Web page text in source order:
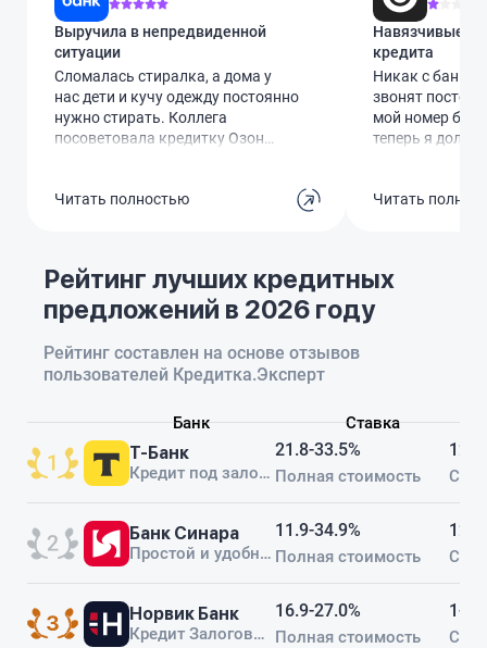
Выручила в непредвиденной
ситуации
Сломалась стиралка, а дома у
нас дети и кучу одежду постоянно
нужно стирать. Коллега
посоветовала кредитку Озон
60 тысяч. Виртуальной картой
эти деньги за те самые 78 дней
без процентов. Сейчас как раз
эту сумму и гашу, чтобы не
переплачивать ни копейки.
Читать полностью
Навязчивые
кредита
Никак с
звонят
мой номер без
теперь я
бесполезно. С
Сделайте что-
пожалуйста!
Читать
Рейтинг лучших кредитных
предложений в 2026 году
Рейтинг составлен на основе отзывов
пользователей Кредитка.Эксперт
Банк Ставка
Т-Банк
Кредит под залог недвижимости
21.8-33.5%
Полная стоимость
12-
Срок
Банк Синара
Простой и удобный кредит
11.9-34.9%
Полная стоимость
12-
Срок
Норвик Банк
Кредит Залоговый+
16.9-27.0%
Полная стоимость
1-
Срок